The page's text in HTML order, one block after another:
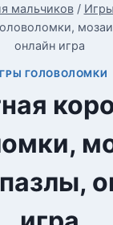
мальчиков /
онлайн игра
ГОЛОВОЛОМКИ